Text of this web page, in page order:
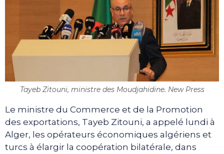
Tayeb Zitouni, ministre des Moudjahidine. New Press
Le ministre du Commerce et de la Promotion
des exportations, Tayeb Zitouni, a appelé lundi à
Alger, les opérateurs économiques algériens et
turcs à élargir la coopération bilatérale, dans